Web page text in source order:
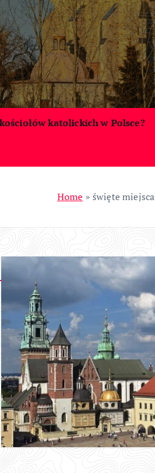
katolickich w Polsce?
Home » święte miejsca